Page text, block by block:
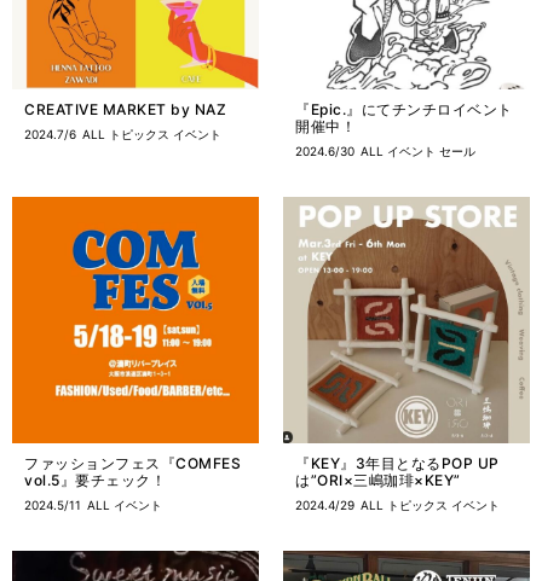
CREATIVE MARKET by NAZ
2024.7/6 ALL トピックス イベント
『Epic.』にてチンチロイベント
開催中！
2024.6/30 ALL イベント セール
ファッションフェス『COMFES
vol.5』要チェック！
2024.5/11 ALL イベント
『KEY』3年目となるPOP UP
は”ORI×三嶋珈琲×KEY”
2024.4/29 ALL トピックス イベント